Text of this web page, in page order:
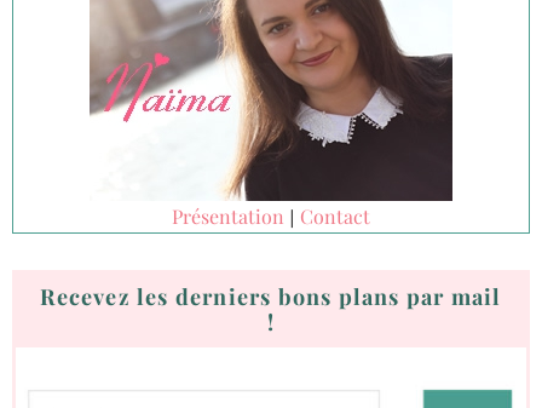
Présentation | Contact
Recevez les derniers bons plans par mail
!